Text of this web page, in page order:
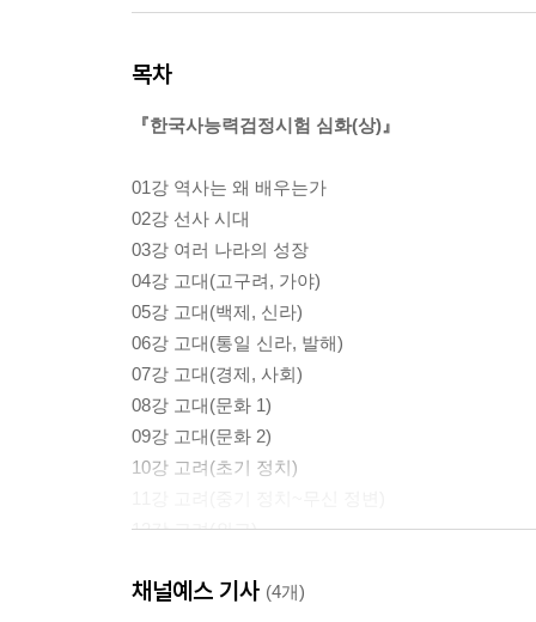
목차
『한국사능력검정시험 심화(상)』
01강 역사는 왜 배우는가
02강 선사 시대
03강 여러 나라의 성장
04강 고대(고구려, 가야)
05강 고대(백제, 신라)
06강 고대(통일 신라, 발해)
07강 고대(경제, 사회)
08강 고대(문화 1)
09강 고대(문화 2)
10강 고려(초기 정치)
12강 고려(외교)
14강 고려(문화 1)
채널예스 기사 (4개)